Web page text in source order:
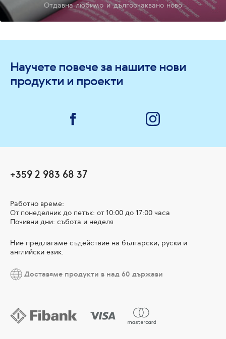
Отдавна любимо и дългоочаквано ново
Научете повече за нашите нови
продукти и проекти
+359 2 983 68 37
Работно време:
От понеделник до петък: от 10:00 до 17:00 часа
Почивни дни: събота и неделя
Ние предлагаме съдействие на български, руски и
английски език.
Доставяме продукти в над 60 държави